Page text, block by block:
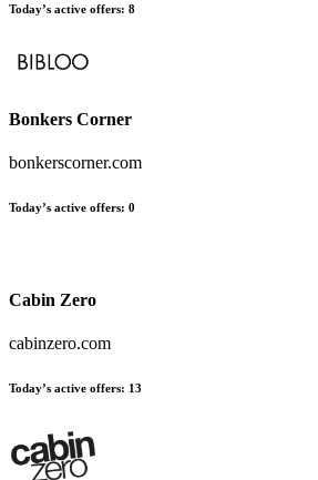
Today’s active offers: 8
Bonkers Corner
bonkerscorner.com
Today’s active offers: 0
Cabin Zero
cabinzero.com
Today’s active offers: 13